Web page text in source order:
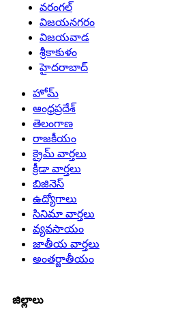
వరంగల్
విజయనగరం
విజయవాడ
శ్రీకాకుళం
హైదరాబాద్
హోమ్
ఆంధ్రప్రదేశ్
తెలంగాణ
రాజకీయం
క్రైమ్ వార్తలు
క్రీడా వార్తలు
బిజినెస్
ఉద్యోగాలు
సినిమా వార్తలు
వ్యవసాయం
జాతీయ వార్తలు
అంతర్జాతీయం
జిల్లాలు